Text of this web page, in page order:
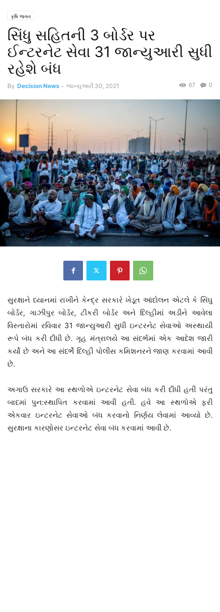
કૃષિ જગત
સિંધુ સહિતની 3 બોર્ડર પર
ઈન્ટરનેટ સેવા 31 જાન્યુઆરી સુધી
રહેશે બંધ
By Decision News - જાન્યુઆરી 30, 2021 0
67
સુરક્ષાને ધ્યાનમાં રાખીને કેન્દ્ર સરકારે ખેડૂત આંદોલન એટલે કે સિંઘુ
બોર્ડર, ગાઝીપુર બોર્ડર, ટીકરી બોર્ડર અને દિલ્હીમાં અડીને આવેલા
વિસ્તારોમાં રવિવાર 31 જાન્યુઆરી સુધી ઇન્ટરનેટ સેવાઓ અસ્થાયી
રૂપે બંધ કરી દીધી છે. ગૃહ મંત્રાલયે આ સંદર્ભમાં એક આદેશ જારી
કર્યો છે અને આ સંદર્ભે દિલ્હી પોલીસ કમિશનરને જાણ કરવામાં આવી
છે.
અગાઉ સરકારે આ સ્થળોએ ઇન્ટરનેટ સેવા બંધ કરી દીધી હતી પરંતુ
બાદમાં પુન:સ્થાપિત કરવામાં આવી હતી. હવે આ સ્થળોએ ફરી
એકવાર ઇન્ટરનેટ સેવાઓ બંધ કરવાનો નિર્ણય લેવામાં આવ્યો છે.
સુરક્ષાના કારણોસર ઇન્ટરનેટ સેવા બંધ કરવામાં આવી છે.